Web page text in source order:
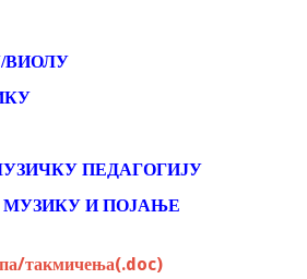
ВИОЛУ
ПЕДАГОГИЈУ
МУЗИКУ И ПОЈАЊЕ
такмичења(.doc)